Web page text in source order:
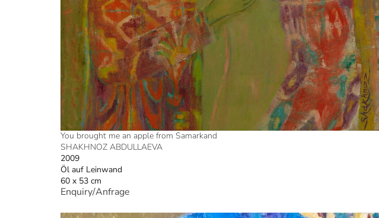
You brought me an apple from Samarkand
SHAKHNOZ ABDULLAEVA
2009
Öl auf Leinwand
60 x 53 cm
Enquiry/Anfrage